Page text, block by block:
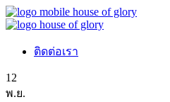
ติดต่อเรา
12
พ.ย.